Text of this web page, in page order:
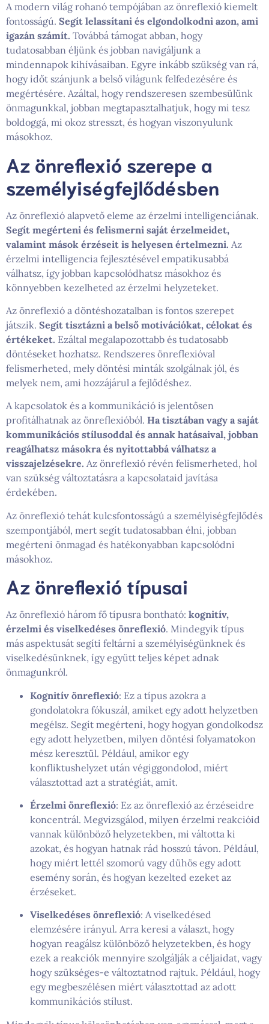
A modern világ rohanó tempójában az önreflexió kiemelt
fontosságú. Segít lelassítani és elgondolkodni azon, ami
igazán számít. Továbbá támogat abban, hogy
tudatosabban éljünk és jobban navigáljunk a
mindennapok kihívásaiban. Egyre inkább szükség van rá,
hogy időt szánjunk a belső világunk felfedezésére és
megértésére. Azáltal, hogy rendszeresen szembesülünk
önmagunkkal, jobban megtapasztalhatjuk, hogy mi tesz
boldoggá, mi okoz stresszt, és hogyan viszonyulunk
másokhoz.
Az önreflexió szerepe a
személyiségfejlődésben
Az önreflexió alapvető eleme az érzelmi intelligenciának.
Segít megérteni és felismerni saját érzelmeidet,
valamint mások érzéseit is helyesen értelmezni. Az
érzelmi intelligencia fejlesztésével empatikusabbá
válhatsz, így jobban kapcsolódhatsz másokhoz és
könnyebben kezelheted az érzelmi helyzeteket.
Az önreflexió a döntéshozatalban is fontos szerepet
játszik. Segít tisztázni a belső motivációkat, célokat és
értékeket. Ezáltal megalapozottabb és tudatosabb
döntéseket hozhatsz. Rendszeres önreflexióval
felismerheted, mely döntési minták szolgálnak jól, és
melyek nem, ami hozzájárul a fejlődéshez.
A kapcsolatok és a kommunikáció is jelentősen
profitálhatnak az önreflexióból. Ha tisztában vagy a saját
kommunikációs stílusoddal és annak hatásaival, jobban
reagálhatsz másokra és nyitottabbá válhatsz a
visszajelzésekre. Az önreflexió révén felismerheted, hol
van szükség változtatásra a kapcsolataid javítása
érdekében.
Az önreflexió tehát kulcsfontosságú a személyiségfejlődés
szempontjából, mert segít tudatosabban élni, jobban
megérteni önmagad és hatékonyabban kapcsolódni
másokhoz.
Az önreflexió típusai
Az önreflexió három fő típusra bontható: kognitív,
érzelmi és viselkedéses önreflexió. Mindegyik típus
más aspektusát segíti feltárni a személyiségünknek és
viselkedésünknek, így együtt teljes képet adnak
önmagunkról.
Kognitív önreflexió: Ez a típus azokra a
gondolatokra fókuszál, amiket egy adott helyzetben
megélsz. Segít megérteni, hogy hogyan gondolkodsz
egy adott helyzetben, milyen döntési folyamatokon
mész keresztül. Például, amikor egy
konfliktushelyzet után végiggondolod, miért
választottad azt a stratégiát, amit.
Érzelmi önreflexió: Ez az önreflexió az érzéseidre
koncentrál. Megvizsgálod, milyen érzelmi reakcióid
vannak különböző helyzetekben, mi váltotta ki
azokat, és hogyan hatnak rád hosszú távon. Például,
hogy miért lettél szomorú vagy dühös egy adott
esemény során, és hogyan kezelted ezeket az
érzéseket.
Viselkedéses önreflexió: A viselkedésed
elemzésére irányul. Arra keresi a választ, hogy
hogyan reagálsz különböző helyzetekben, és hogy
ezek a reakciók mennyire szolgálják a céljaidat, vagy
hogy szükséges-e változtatnod rajtuk. Például, hogy
egy megbeszélésen miért választottad az adott
kommunikációs stílust.